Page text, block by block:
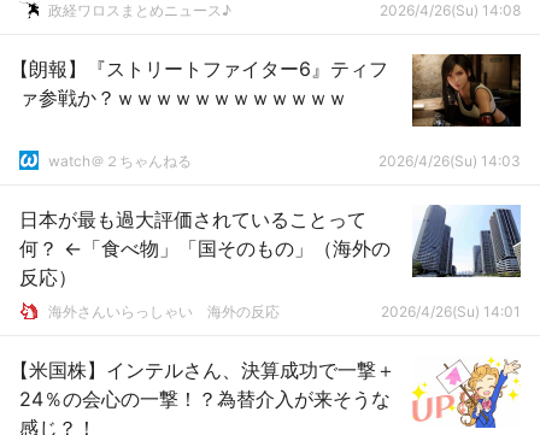
政経ワロスまとめニュース♪ 2026/4/26(Su) 14:08
【朗報】『ストリートファイター6』ティフ
ァ参戦か？ｗｗｗｗｗｗｗｗｗｗｗｗ
watch＠２ちゃんねる 2026/4/26(Su) 14:03
日本が最も過大評価されていることって
何？ ←「食べ物」「国そのもの」（海外の
反応）
海外さんいらっしゃい 海外の反応 2026/4/26(Su) 14:01
【米国株】インテルさん、決算成功で一撃＋
24％の会心の一撃！？為替介入が来そうな
感じ？！